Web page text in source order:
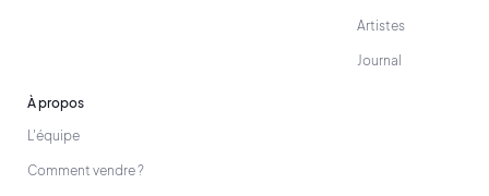
Artistes
Journal
À propos
L'équipe
Comment vendre ?